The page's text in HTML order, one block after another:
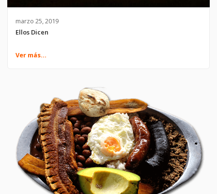
marzo 25, 2019
Ellos Dicen
Ver más...